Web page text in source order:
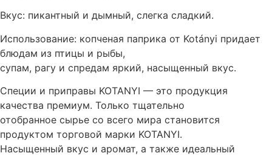
Вкус: пикантный и дымный, слегка сладкий.
Использование: копченая паприка от Kotányi придает
блюдам из птицы и рыбы,
супам, рагу и спредам яркий, насыщенный вкус.
Специи и приправы KOTANYI — это продукция
качества премиум. Только тщательно
отобранное сырье со всего мира становится
продуктом торговой марки KOTANYI.
Насыщенный вкус и аромат, а также идеальный